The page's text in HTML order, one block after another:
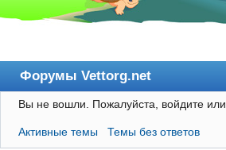
Форумы Vettorg.net
Главная
Пользователи
Вы не вошли. Пожалуйста, войдите
Активные темы Темы без ответов